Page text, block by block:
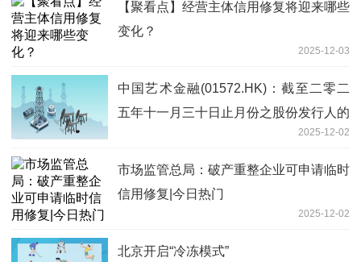
【聚看点】经营主体信用修复将迎来哪些
变化？
2025-12-03
中国艺术金融(01572.HK)：截至二零二
五年十一月三十日止月份之股份发行人的
2025-12-02
市场监管总局：破产重整企业可申请临时
信用修复|今日热门
2025-12-02
北京开启“冷冻模式”